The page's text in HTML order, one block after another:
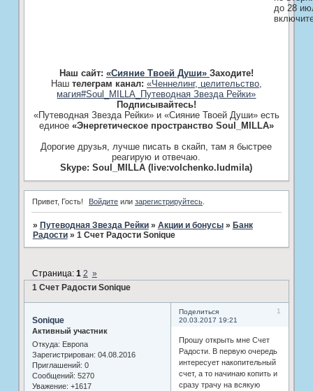
до 28
Наш сайт: «Сияние Твоей Души» Заходите!
Наш телеграм канал: «Ченнелинг, целительство,
магия#Soul_MILLA_Путеводная Звезда Рейки»
Подписывайтесь!
«Путеводная Звезда Рейки» и «Сияние Твоей Души» есть
единое «Энергетическое пространство Soul_MILLA»
Дорогие друзья, лучше писать в скайп, там я быстрее
реагирую и отвечаю.
Skype: Soul_MILLA (live:volchenko.ludmila)
Привет, Гость! Войдите илизарегистрируйтесь
» Путеводная Звезда Рейки » ­Акции и бонусы » Банк
Радости » 1 Счет Радости Sonique
1 Счет Радости Sonique
Страница: 1 2 »
Поделиться
1
20.03.2017 19:21
Sonique
Активный участник
Откуда: Европа
Зарегистрирован: 04.08.2016
Приглашений: 0
Сообщений: 5270
Уважение: +1617
Прошу открыть мне Счет
Радости. В первую очередь
интересует накопительный
счет, а то начинаю копить и
сразу трачу на всякую